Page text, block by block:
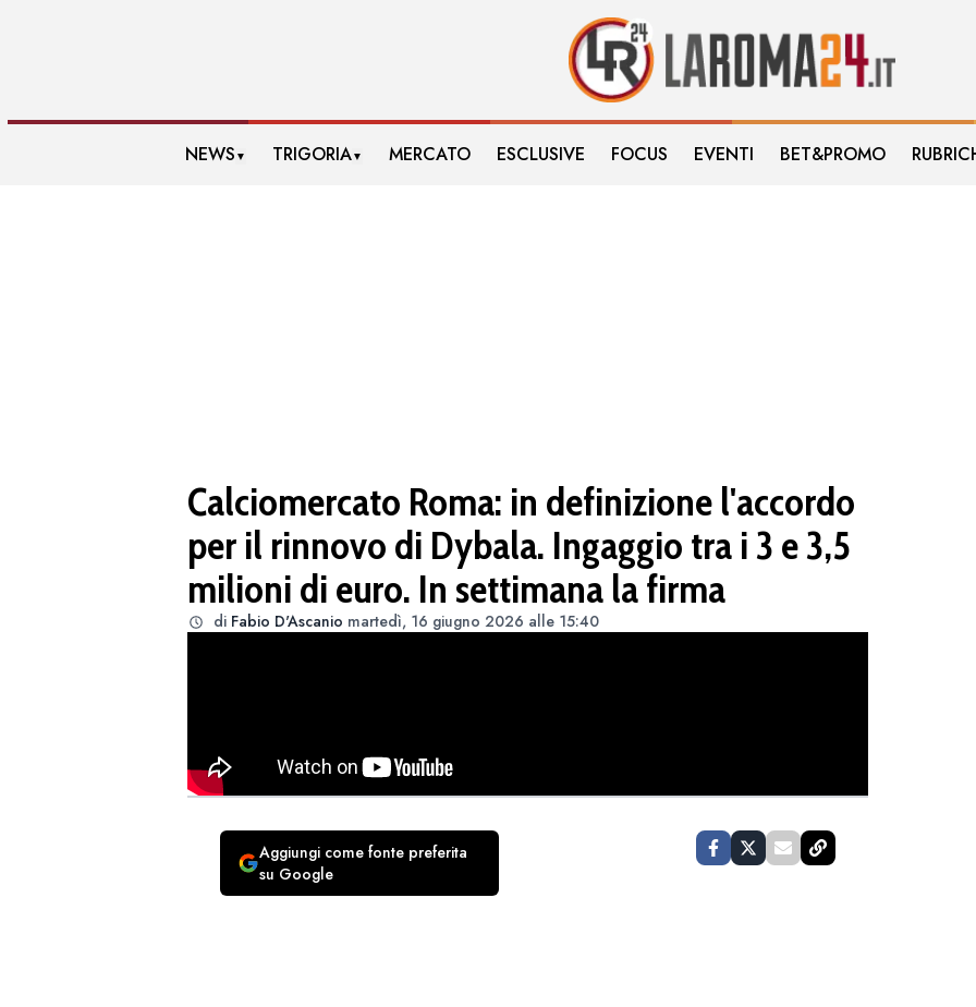
NEWS ▼ TRIGORIA▼ MERCATO ESCLUSIVE FOCUS EVENTI BET&PROMO
Calciomercato Roma: in definizione l'accordo
per il rinnovo di Dybala. Ingaggio tra i 3 e 3,5
milioni di euro. In settimana la firma
di Fabio D'Ascanio martedì, 16 giugno 2026 alle 15:40
Aggiungi come fonte preferita
su Google